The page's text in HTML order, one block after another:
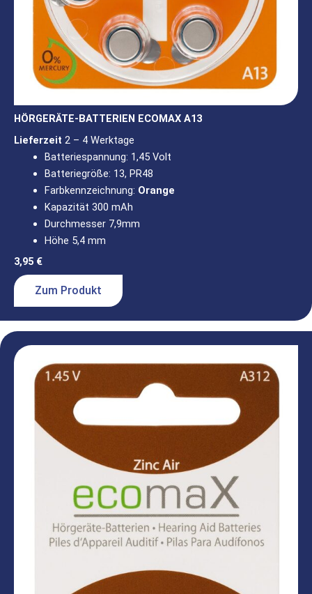
HÖRGERÄTE-BATTERIEN ECOMAX A13
Lieferzeit 2 – 4 Werktage
Batteriespannung: 1,45 Volt
Batteriegröße: 13, PR48
Farbkennzeichnung: Orange
Kapazität 300 mAh
Durchmesser 7,9mm
Höhe 5,4 mm
3,95 €
Zum Produkt